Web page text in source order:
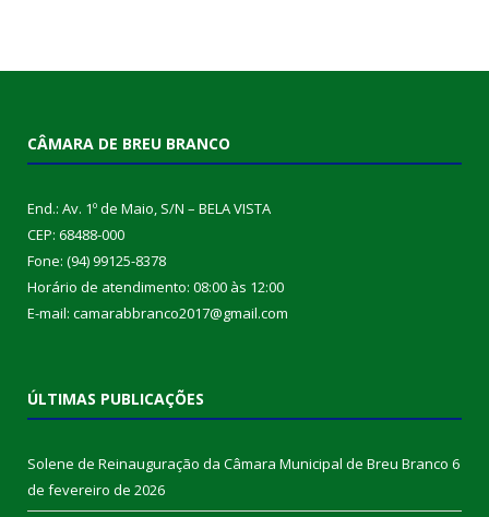
CÂMARA DE BREU BRANCO
End.: Av. 1º de Maio, S/N – BELA VISTA
CEP: 68488-000
Fone: (94) 99125-8378
Horário de atendimento: 08:00 às 12:00
E-mail: camarabbranco2017@gmail.com
ÚLTIMAS PUBLICAÇÕES
Solene de Reinauguração da Câmara Municipal de Breu Branco 6
de fevereiro de 2026